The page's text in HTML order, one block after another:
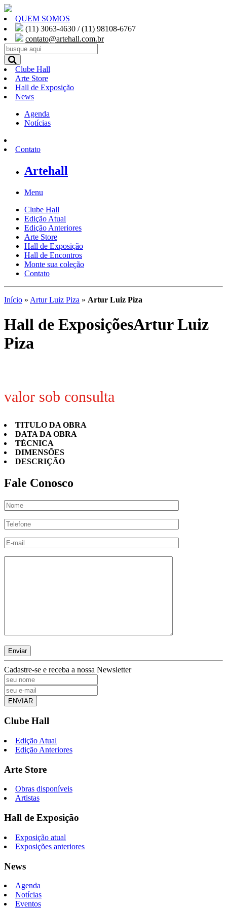
QUEM SOMOS
(11) 3063-4630 / (11) 98108-6767
contato@artehall.com.br
Clube Hall
Arte Store
Hall de Exposição
News
Agenda
Notícias
Contato
Artehall
Menu
Clube Hall
Edição Atual
Edição Anteriores
Arte Store
Hall de Exposição
Hall de Encontros
Monte sua coleção
Contato
Início » Artur Luiz Piza » Artur Luiz Piza
Hall de ExposiçõesArtur Luiz
Piza
valor sob consulta
TITULO DA OBRA
DATA DA OBRA
TÉCNICA
DIMENSÕES
DESCRIÇÃO
Fale Conosco
Cadastre-se e receba a nossa Newsletter
ENVIAR
Clube Hall
Edição Atual
Edição Anteriores
Arte Store
Obras disponíveis
Artistas
Hall de Exposição
Exposição atual
Exposições anteriores
News
Agenda
Notícias
Eventos